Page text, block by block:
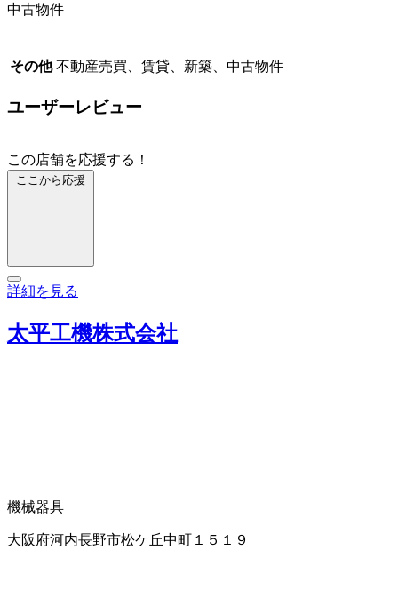
中古物件
その他 不動産売買、賃貸、新築、中古物件
ユーザーレビュー
この店舗を応援する！
ここから応援
詳細を見る
太平工機株式会社
機械器具
大阪府河内長野市松ケ丘中町１５１９